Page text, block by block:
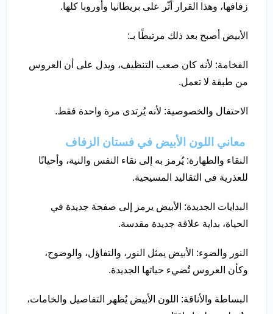
زفافها، وهذا القرار أثّر على بريطانيا وأوروبا كلها.
الأبيض أصبح بعد ذلك مرتبطًا بـ:
الفخامة: لأنه كان صعب التنظيف، ويدل على أن العروس
من طبقة لا تعمل.
الاحتفال والخصوصية: لأنه يُرتدى مرة واحدة فقط.
معاني اللون الأبيض في فستان الزفاف
النقاء والطهارة: يُرمز به إلى نقاء النفس والنية، وأحيانًا
للعذرية في التقاليد المسيحية.
البدايات الجديدة: الأبيض يرمز إلى صفحة جديدة في
الحياة، بداية علاقة جديدة مقدسة.
النور والضوء: الأبيض يمثل النور، والتفاؤل، والوضوح،
وكأن العروس تُضيء حياتها الجديدة.
البساطة والأناقة: اللون الأبيض يُظهر التفاصيل والخامات،